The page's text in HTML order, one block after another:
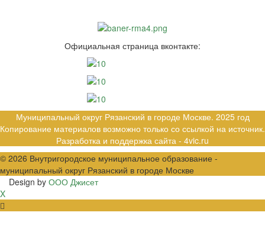
Официальная страница вконтакте:
Муниципальный округ Рязанский в городе Москве. 2025 год
Копирование материалов возможно только со ссылкой на источник.
Разработка и поддержка сайта - 4vic.ru
© 2026 Внутригородское муниципальное образование -
муниципальный округ Рязанский в городе Москве
Design by ООО Джисет
X